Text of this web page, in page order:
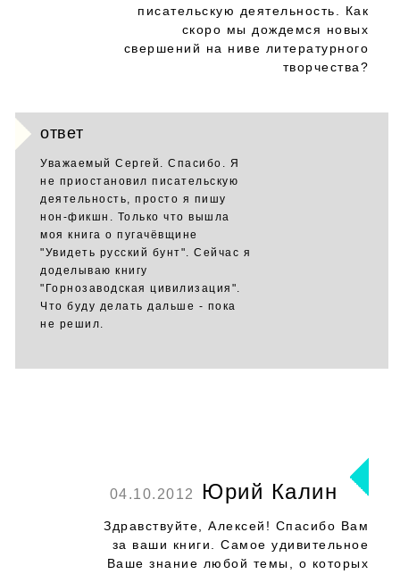
писательскую деятельность. Как
скоро мы дождемся новых
свершений на ниве литературного
творчества?
ответ
Уважаемый Сергей. Спасибо. Я
не приостановил писательскую
деятельность, просто я пишу
нон-фикшн. Только что вышла
моя книга о пугачёвщине
"Увидеть русский бунт". Сейчас я
доделываю книгу
"Горнозаводская цивилизация".
Что буду делать дальше - пока
не решил.
04.10.2012 Юрий Калин
Здравствуйте, Алексей! Спасибо Вам
за ваши книги. Самое удивительное
Ваше знание любой темы, о которых